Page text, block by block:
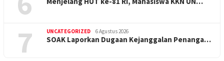
7 UNCATEGORIZED 6 Agustus 2026
SOAK Laporkan Dugaan Kejanggalan Penanga…